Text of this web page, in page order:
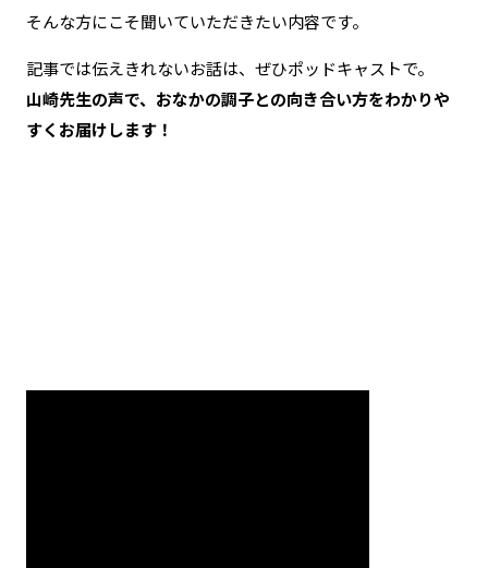
そんな方にこそ聞いていただきたい内容です。
記事では伝えきれないお話は、ぜひポッドキャストで。
山崎先生の声で、おなかの調子との向き合い方をわかりや
すくお届けします！